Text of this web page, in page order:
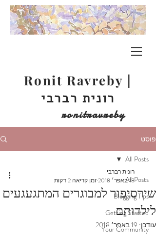
Ronit Ravreby |
רונית רברבי
ronitravreby
פוסט
All Posts
Blogging Tips
Getting Started
Your Community
All Posts
שירסיפור למבוגרים המתגעגעים
לילדותם
רונית רברבי
18 באפר׳ 2018
זמן קריאה 2 דקות
עודכן: 19 באפר׳ 2018